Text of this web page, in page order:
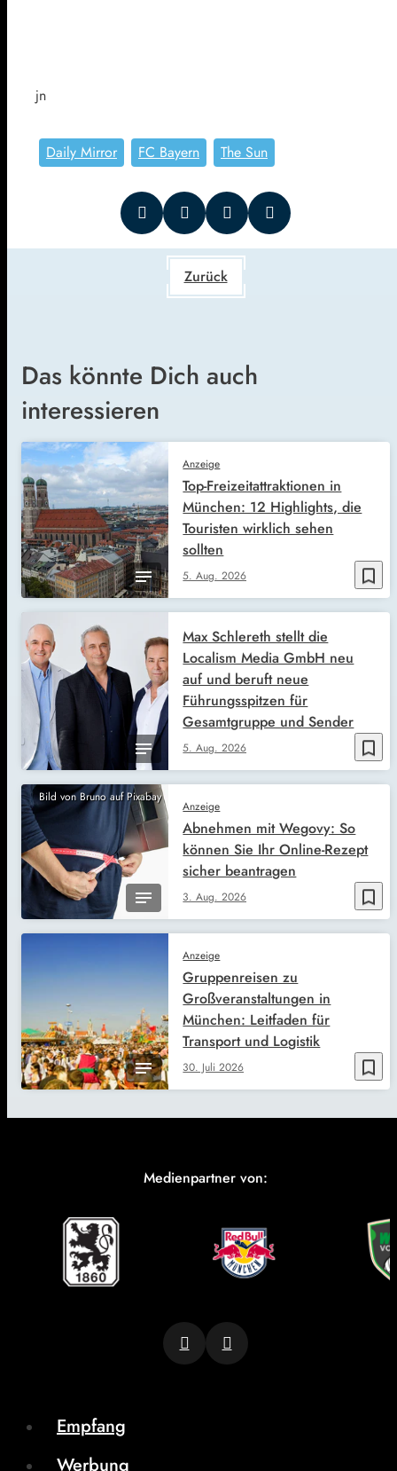
jn
Daily Mirror FC Bayern The Sun
Zurück
Das könnte Dich auch
interessieren
bookmark_border
Anzeige
5. Aug. 2026
Top-Freizeitattraktionen in
München: 12 Highlights, die
Touristen wirklich sehen
sollten
bookmark_border
5. Aug. 2026
Max Schlereth stellt die
Localism Media GmbH neu
auf und beruft neue
Führungsspitzen für
Gesamtgruppe und Sender
Bild von Bruno auf Pixabay
bookmark_border
Anzeige
3. Aug. 2026
Abnehmen mit Wegovy: So
können Sie Ihr Online-Rezept
sicher beantragen
bookmark_border
Anzeige
30. Juli 2026
Gruppenreisen zu
Großveranstaltungen in
München: Leitfaden für
Transport und Logistik
Medienpartner von:
Empfang
Werbung